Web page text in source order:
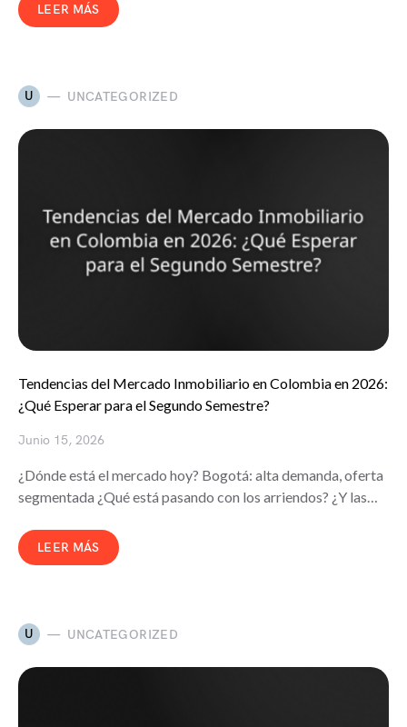
LEER MÁS
U UNCATEGORIZED
Tendencias del Mercado Inmobiliario en Colombia en 2026:
¿Qué Esperar para el Segundo Semestre?
Junio 15, 2026
¿Dónde está el mercado hoy? Bogotá: alta demanda, oferta
segmentada ¿Qué está pasando con los arriendos? ¿Y las…
LEER MÁS
U UNCATEGORIZED